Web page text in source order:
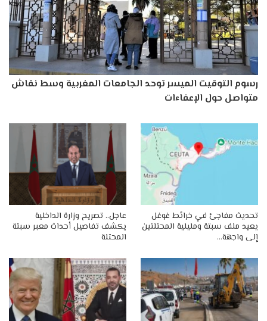
رسوم التوقيت الميسر توحد الجامعات المغربية وسط نقاش
متواصل حول الإعفاءات
تحديث مفاجئ في خرائط غوغل
يعيد ملف سبتة ومليلية المحتلتين
إلى واجهة…
عاجل.. تصريح وزارة الداخلية
يكشف تفاصيل أحداث معبر سبتة
المحتلة